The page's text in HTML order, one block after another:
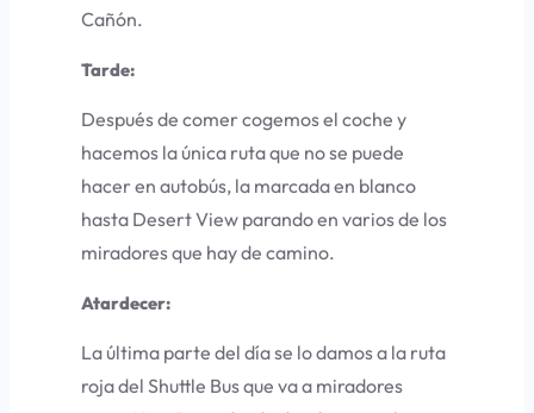
Cañón.
Tarde:
Después de comer cogemos el coche y
hacemos la única ruta que no se puede
hacer en autobús, la marcada en blanco
hasta Desert View parando en varios de los
miradores que hay de camino.
Atardecer:
La última parte del día se lo damos a la ruta
roja del Shuttle Bus que va a miradores